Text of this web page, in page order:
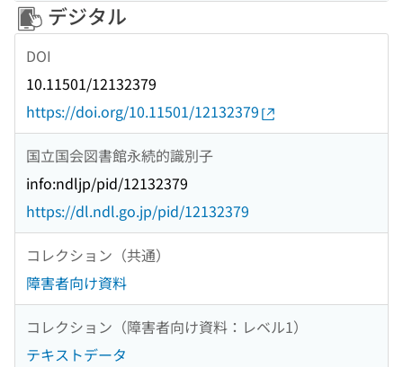
デジタル
DOI
10.11501/12132379
https://doi.org/10.11501/12132379
国立国会図書館永続的識別子
info:ndljp/pid/12132379
https://dl.ndl.go.jp/pid/12132379
コレクション（共通）
障害者向け資料
コレクション（障害者向け資料：レベル1）
テキストデータ